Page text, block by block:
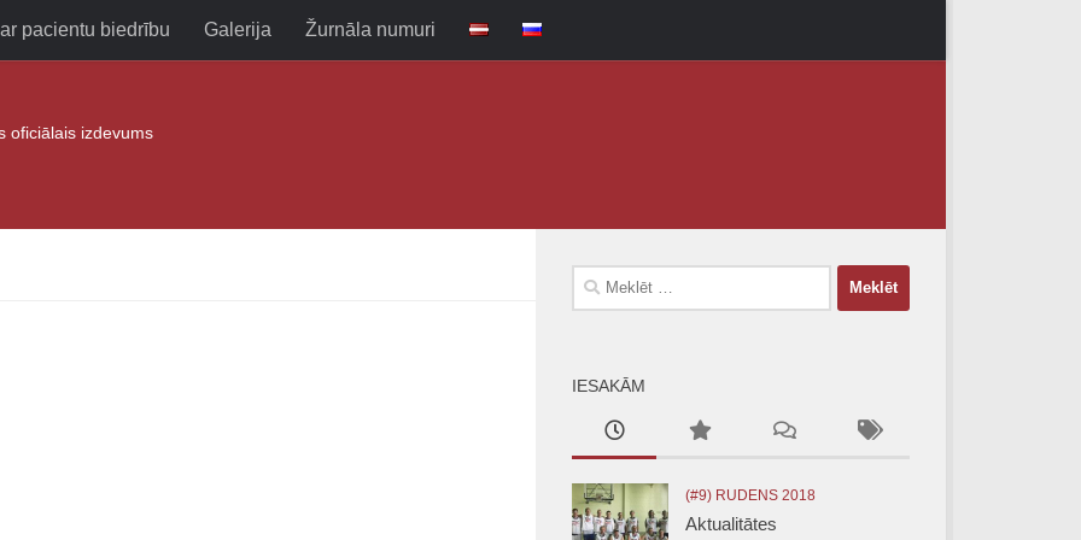
pacientu biedrību Galerija Žurnāla numuri
oficiālais izdevums
Meklēt:
IESAKĀM
(#9) RUDENS 2018
Aktualitātes